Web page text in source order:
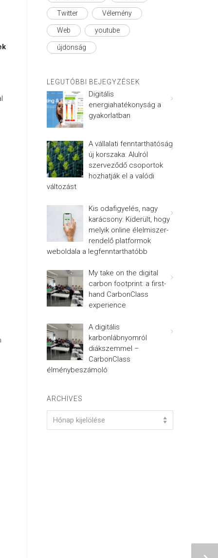
Twitter Vélemény
Web youtube
újdonság
LEGUTÓBBI BEJEGYZÉSEK
Digitális
energiahatékonyság a
gyakorlatban
A vállalati fenntarthatóság
új korszaka: Alulról
szerveződő csoportok
hozhatják el a valódi
változást
Kis odafigyelés, nagy
karácsony: Kiderült, hogy
melyik online élelmiszer-
rendelő platformok
weboldala a legfenntarthatóbb
My take on the digital
carbon footprint: a first-
hand CarbonClass
experience
A digitális
karbonlábnyomról
diákszemmel –
CarbonClass
élménybeszámoló
ARCHIVES
Hónap kijelölése